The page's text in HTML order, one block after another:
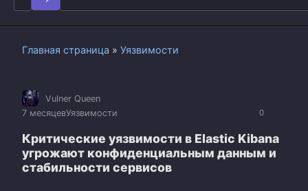
for:
Главная страница » Уязвимости
0
Vulner Queen
7 месяцевУязвимости
Критические уязвимости в Elastic Kibana
угрожают конфиденциальным данным и
стабильности сервисов